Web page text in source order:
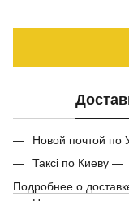
Новой почтой по
Таксі по Киеву —
Подробнее о